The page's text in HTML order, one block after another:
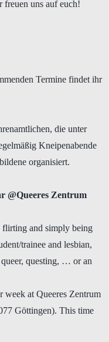
uns auf euch!
Termine findet ihr
die unter
Kneipenabende
organisiert.
@Queeres Zentrum
and simply being
trainee and lesbian,
questing, … or an
week at Queeres Zentrum
Göttingen). This time